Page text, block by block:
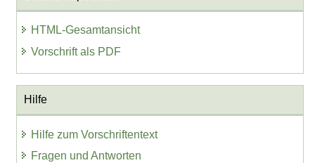
HTML-Gesamtansicht
Vorschrift als PDF
Hilfe
Hilfe zum Vorschriftentext
Fragen und Antworten